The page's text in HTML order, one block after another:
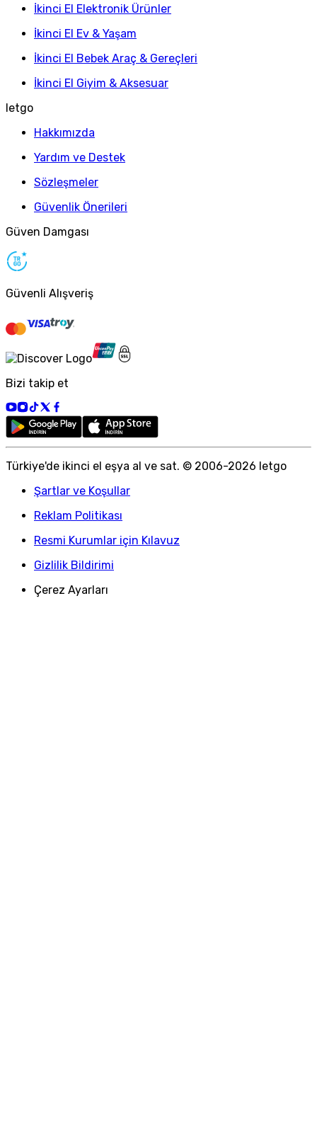
İkinci El Elektronik Ürünler
İkinci El Ev & Yaşam
İkinci El Bebek Araç & Gereçleri
İkinci El Giyim & Aksesuar
letgo
Hakkımızda
Yardım ve Destek
Sözleşmeler
Güvenlik Önerileri
Güven Damgası
Güvenli Alışveriş
Bizi takip et
Türkiye'de ikinci el eşya al ve sat. © 2006-2026 letgo
Şartlar ve Koşullar
Reklam Politikası
Resmi Kurumlar için Kılavuz
Gizlilik Bildirimi
Çerez Ayarları